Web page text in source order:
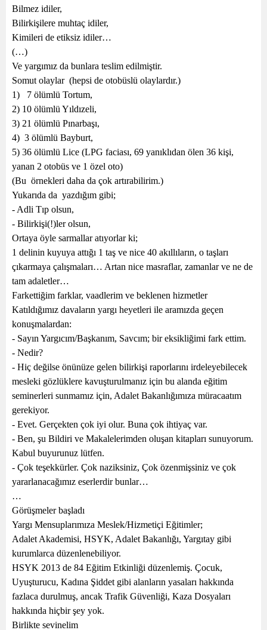
Bilmez idiler,
Bilirkişilere muhtaç idiler,
Kimileri de etiksiz idiler…
(…)
Ve yargımız da bunlara teslim edilmiştir.
Somut olaylar (hepsi de otobüslü olaylardır.)
1)
7 ölümlü Tortum,
2) 10 ölümlü Yıldızeli,
3) 21 ölümlü Pınarbaşı,
4) 3 ölümlü Bayburt,
5) 36 ölümlü Lice (LPG faciası, 69 yanıklıdan ölen 36 kişi,
yanan 2 otobüs ve 1 özel oto)
(Bu örnekleri daha da çok artırabilirim.)
Yukarıda da yazdığım gibi;
- Adli Tıp olsun,
- Bilirkişi(!)ler olsun,
Ortaya öyle sarmallar atıyorlar ki;
1 delinin kuyuya attığı 1 taş ve nice 40 akıllıların, o taşları
çıkarmaya çalışmaları… Artan nice masraflar, zamanlar ve ne de
tam adaletler…
Farkettiğim farklar, vaadlerim ve beklenen hizmetler
Katıldığımız davaların yargı heyetleri ile aramızda geçen
konuşmalardan:
- Sayın Yargıcım/Başkanım, Savcım; bir eksikliğimi fark ettim.
- Nedir?
- Hiç değilse önünüze gelen bilirkişi raporlarını irdeleyebilecek
mesleki gözlüklere kavuşturulmanız için bu alanda eğitim
seminerleri sunmamız için, Adalet Bakanlığımıza müracaatım
gerekiyor.
- Evet. Gerçekten çok iyi olur. Buna çok ihtiyaç var.
- Ben, şu Bildiri ve Makalelerimden oluşan kitapları sunuyorum.
Kabul buyurunuz lütfen.
- Çok teşekkürler. Çok naziksiniz, Çok özenmişsiniz ve çok
yararlanacağımız eserlerdir bunlar…
…
Görüşmeler başladı
Yargı Mensuplarımıza Meslek/Hizmetiçi Eğitimler;
Adalet Akademisi, HSYK, Adalet Bakanlığı, Yargıtay gibi
kurumlarca düzenlenebiliyor.
HSYK 2013 de 84 Eğitim Etkinliği düzenlemiş. Çocuk,
Uyuşturucu, Kadına Şiddet gibi alanların yasaları hakkında
fazlaca durulmuş, ancak Trafik Güvenliği, Kaza Dosyaları
hakkında hiçbir şey yok.
Birlikte sevinelim